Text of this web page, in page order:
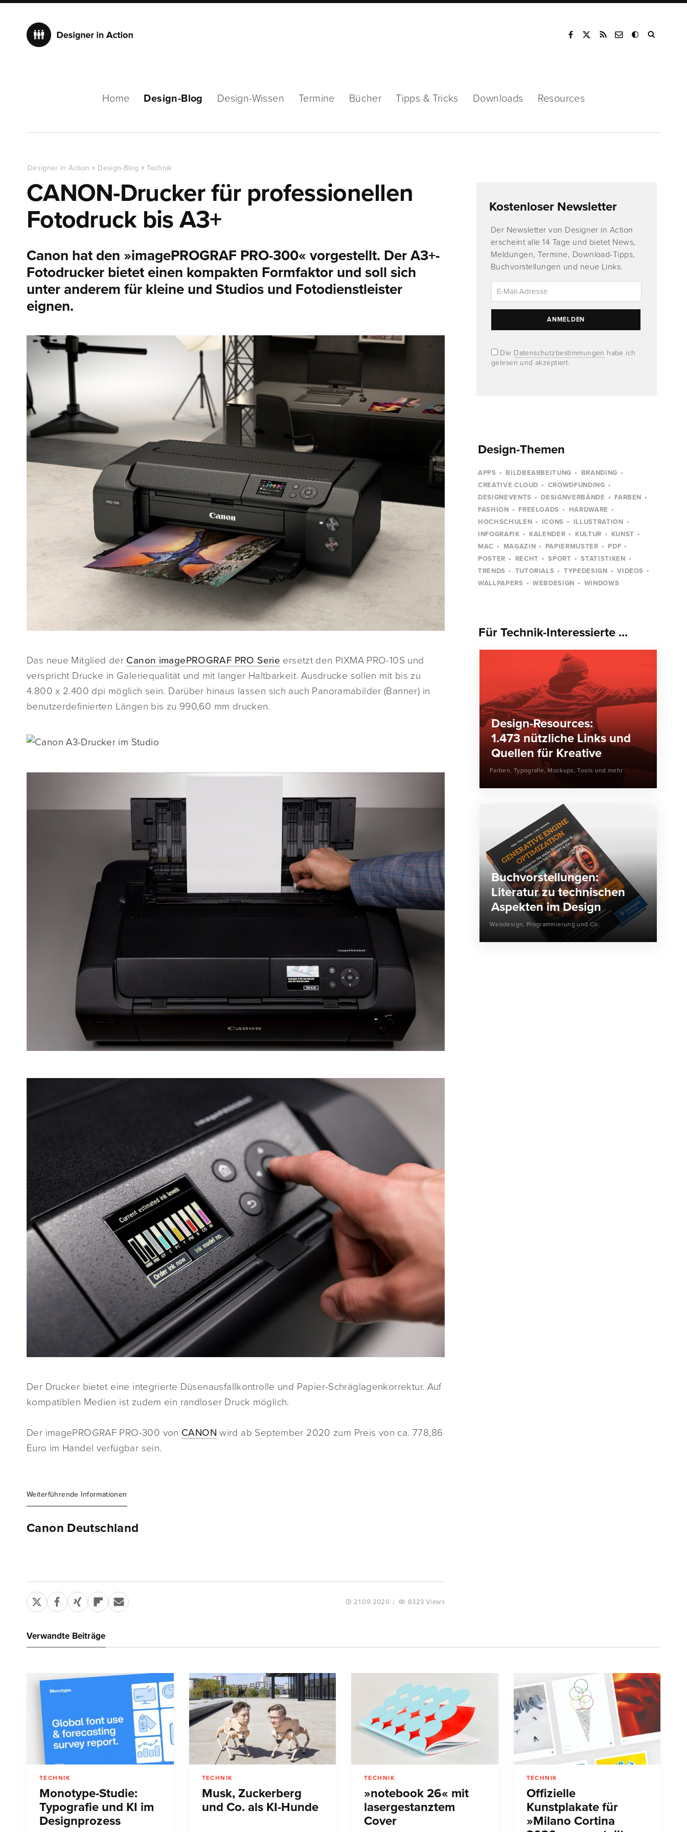
Home Design-Blog Design-Wissen Termine Bücher Tipps & Tricks Downloads Resources
Designer in Action Design-Blog Technik
CANON-Drucker für professionellen
Fotodruck bis A3+
Canon hat den »imagePROGRAF PRO-300« vorgestellt. Der A3+-
Fotodrucker bietet einen kompakten Formfaktor und soll sich
unter anderem für kleine und Studios und Fotodienstleister
eignen.
Das neue Mitglied der Canon imagePROGRAF PRO Serie ersetzt den PIXMA PRO-10S und
verspricht Drucke in Galeriequalität und mit langer Haltbarkeit. Ausdrucke sollen mit bis zu
4.800 x 2.400 dpi möglich sein. Darüber hinaus lassen sich auch Panoramabilder (Banner) in
benutzerdefinierten Längen bis zu 990,60 mm drucken.
Der Drucker bietet eine integrierte Düsenausfallkontrolle und Papier-Schräglagenkorrektur. Auf
kompatiblen Medien ist zudem ein randloser Druck möglich.
Der imagePROGRAF PRO-300 von CANON wird ab September 2020 zum Preis von ca. 778,86
Euro im Handel verfügbar sein.
Weiterführende Informationen
Canon Deutschland
21.09.2020 | 8323 Views
Kostenloser Newsletter
Der Newsletter von Designer in Action
erscheint alle 14 Tage und bietet News,
Meldungen, Termine, Download-Tipps,
Buchvorstellungen und neue Links.
Die Datenschutzbestimmungen habe ich
gelesen und akzeptiert.
Design-Themen
APPS BILDBEARBEITUNG
BRANDING
CREATIVE CLOUD
CROWDFUNDING
DESIGNEVENTS
DESIGNVERBÄNDE
FARBEN
FASHION
FREELOADS
HARDWARE
HOCHSCHULEN
ICONS
ILLUSTRATION
INFOGRAFIK
KALENDER KULTUR
KUNST
MAC
MAGAZIN PAPIERMUSTER
PDF
POSTER
RECHT SPORT
STATISTIKEN
TRENDS
TUTORIALS TYPEDESIGN
VIDEOS
WALLPAPERS
WEBDESIGN WINDOWS
Für Technik-Interessierte ...
Design-Resources:
1.473 nützliche Links und
Quellen für Kreative
Farben, Typografie, Mockups, Tools und mehr
Buchvorstellungen:
Literatur zu technischen
Aspekten im Design
Webdesign, Programmierung und Co.
Verwandte Beiträge
TECHNIK
Monotype-Studie:
Typografie und KI im
Designprozess
TECHNIK
Musk, Zuckerberg
und Co. als KI-Hunde
TECHNIK
»notebook 26« mit
lasergestanztem
Cover
TECHNIK
Offizielle
Kunstplakate für
»Milano Cortina